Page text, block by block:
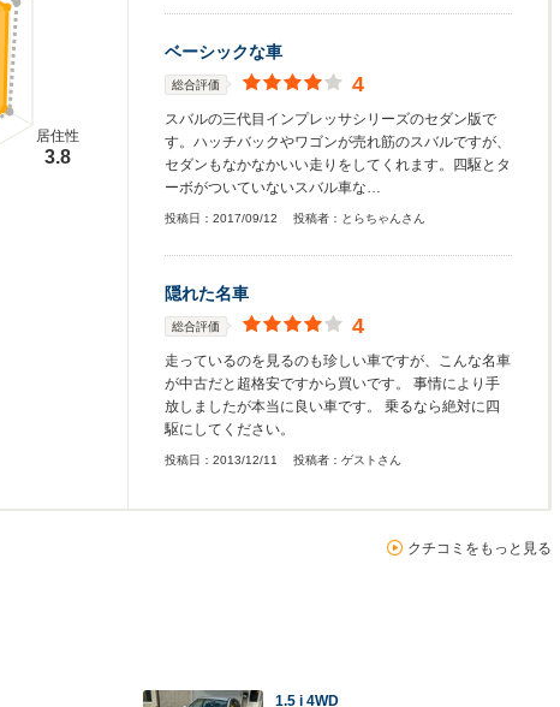
居住性
3.8
ベーシックな車
総合評価 4
スバルの三代目インプレッサシリーズのセダン版で
す。ハッチバックやワゴンが売れ筋のスバルですが、
セダンもなかなかいい走りをしてくれます。四駆とタ
ーボがついていないスバル車な…
投稿日： 2017/09/12 投稿者： とらちゃんさん
隠れた名車
総合評価 4
走っているのを見るのも珍しい車ですが、こんな名車
が中古だと超格安ですから買いです。 事情により手
放しましたが本当に良い車です。 乗るなら絶対に四
駆にしてください。
投稿日： 2013/12/11 投稿者： ゲストさん
クチコミをもっと見る
1.5 i 4WD